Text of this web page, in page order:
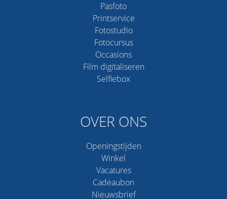
Pasfoto
Printservice
Fotostudio
Fotocursus
Occasions
Film digitaliseren
Selfiebox
OVER ONS
Openingstijden
Winkel
Vacatures
Cadeaubon
Nieuwsbrief